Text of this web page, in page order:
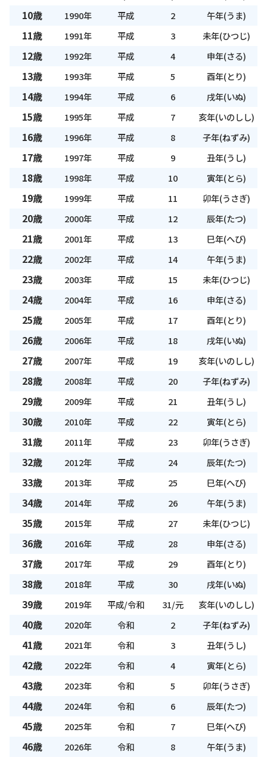
10歳 1990年 平成 2 午年(うま)
11歳 1991年 平成 3 未年(ひつじ)
12歳 1992年 平成 4 申年(さる)
13歳 1993年 平成 5 酉年(とり)
14歳 1994年 平成 6 戌年(いぬ)
15歳 1995年 平成 7 亥年(いのしし)
16歳 1996年 平成 8 子年(ねずみ)
17歳 1997年 平成 9 丑年(うし)
18歳 1998年 平成 10 寅年(とら)
19歳 1999年 平成 11 卯年(うさぎ)
20歳 2000年 平成 12 辰年(たつ)
21歳 2001年 平成 13 巳年(へび)
22歳 2002年 平成 14 午年(うま)
23歳 2003年 平成 15 未年(ひつじ)
24歳 2004年 平成 16 申年(さる)
25歳 2005年 平成 17 酉年(とり)
26歳 2006年 平成 18 戌年(いぬ)
27歳 2007年 平成 19 亥年(いのしし)
28歳 2008年 平成 20 子年(ねずみ)
29歳 2009年 平成 21 丑年(うし)
30歳 2010年 平成 22 寅年(とら)
31歳 2011年 平成 23 卯年(うさぎ)
32歳 2012年 平成 24 辰年(たつ)
33歳 2013年 平成 25 巳年(へび)
34歳 2014年 平成 26 午年(うま)
35歳 2015年 平成 27 未年(ひつじ)
36歳 2016年 平成 28 申年(さる)
37歳 2017年 平成 29 酉年(とり)
38歳 2018年 平成 30 戌年(いぬ)
39歳 2019年 平成/令和 31/元 亥年(いのしし)
40歳 2020年 令和 2 子年(ねずみ)
41歳 2021年 令和 3 丑年(うし)
42歳 2022年 令和 4 寅年(とら)
43歳 2023年 令和 5 卯年(うさぎ)
44歳 2024年 令和 6 辰年(たつ)
45歳 2025年 令和 7 巳年(へび)
46歳 2026年 令和 8 午年(うま)